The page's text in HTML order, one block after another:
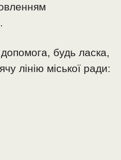
будь ласка,
лінію міської ради: